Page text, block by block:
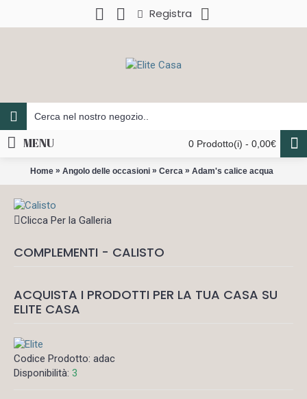
Registra
0 Prodotto(i) - 0,00€
MENU
Home » Angolo delle occasioni » Cerca » Adam's calice acqua
Clicca Per la Galleria
COMPLEMENTI - CALISTO
ACQUISTA I PRODOTTI PER LA TUA CASA SU
ELITE CASA
Codice Prodotto: adac
Disponibilità: 3